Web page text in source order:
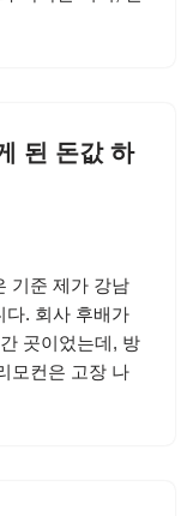
된 돈값 하
기준 제가 강남
다. 회사 후배가
곳이었는데, 방
모컨은 고장 나